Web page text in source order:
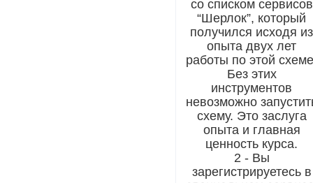
со списком сервисов
“Шерлок”, который
получился исходя из
опыта двух лет
работы по этой
Без этих
инструментов
невозможно
схему. Это заслуга
опыта и главная
ценность курса.
2 - Вы
зарегистрируетесь в